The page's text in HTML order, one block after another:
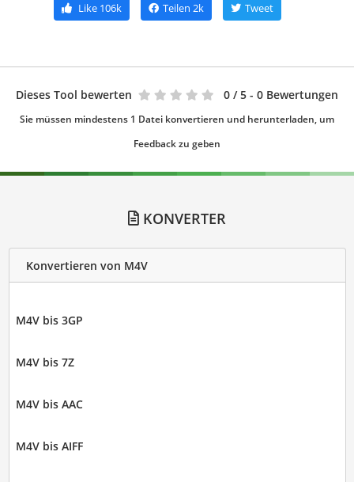
Like 106k Teilen 2k Tweet
Dieses Tool bewerten 0 / 5 - 0 Bewertungen
Sie müssen mindestens 1 Datei konvertieren und herunterladen, um
Feedback zu geben
KONVERTER
Konvertieren von M4V
M4V bis 3GP
M4V bis 7Z
M4V bis AAC
M4V bis AIFF